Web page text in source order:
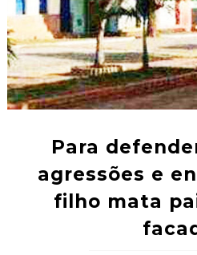
Para
agressões e
filho mata